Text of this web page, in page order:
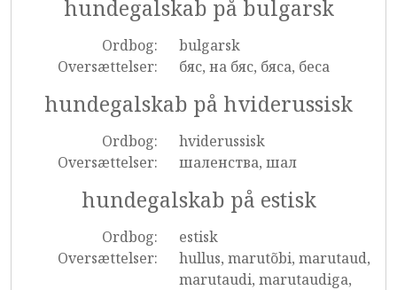
hundegalskab på bulgarsk
Ordbog:
bulgarsk
Oversættelser:
бяс, на бяс, бяса, беса
hundegalskab på hviderussisk
Ordbog:
hviderussisk
Oversættelser:
шаленства, шал
hundegalskab på estisk
Ordbog:
estisk
Oversættelser:
hullus, marutõbi, marutaud,
marutaudi, marutaudiga,